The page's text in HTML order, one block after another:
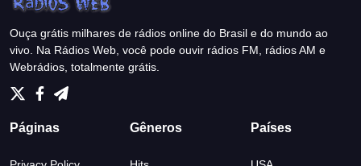
Ouça grátis milhares de rádios online do Brasil e do mundo ao
vivo. Na Rádios Web, você pode ouvir rádios FM, rádios AM e
Webrádios, totalmente grátis.
Páginas Gêneros Países